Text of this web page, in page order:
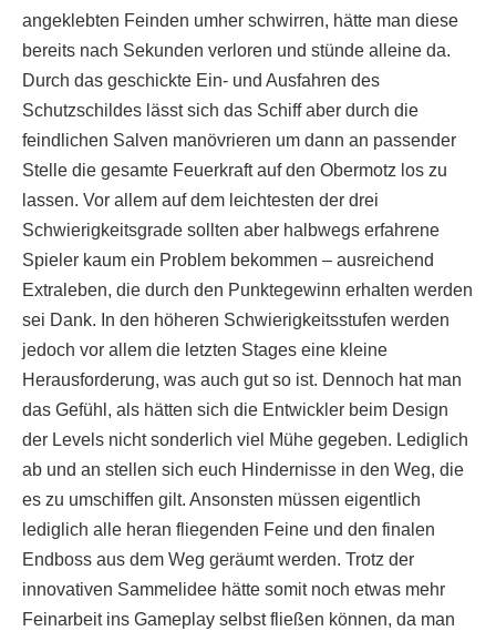
angeklebten Feinden umher schwirren, hätte man diese
bereits nach Sekunden verloren und stünde alleine da.
Durch das geschickte Ein- und Ausfahren des
Schutzschildes lässt sich das Schiff aber durch die
feindlichen Salven manövrieren um dann an passender
Stelle die gesamte Feuerkraft auf den Obermotz los zu
lassen. Vor allem auf dem leichtesten der drei
Schwierigkeitsgrade sollten aber halbwegs erfahrene
Spieler kaum ein Problem bekommen – ausreichend
Extraleben, die durch den Punktegewinn erhalten werden
sei Dank. In den höheren Schwierigkeitsstufen werden
jedoch vor allem die letzten Stages eine kleine
Herausforderung, was auch gut so ist. Dennoch hat man
das Gefühl, als hätten sich die Entwickler beim Design
der Levels nicht sonderlich viel Mühe gegeben. Lediglich
ab und an stellen sich euch Hindernisse in den Weg, die
es zu umschiffen gilt. Ansonsten müssen eigentlich
lediglich alle heran fliegenden Feine und den finalen
Endboss aus dem Weg geräumt werden. Trotz der
innovativen Sammelidee hätte somit noch etwas mehr
Feinarbeit ins Gameplay selbst fließen können, da man